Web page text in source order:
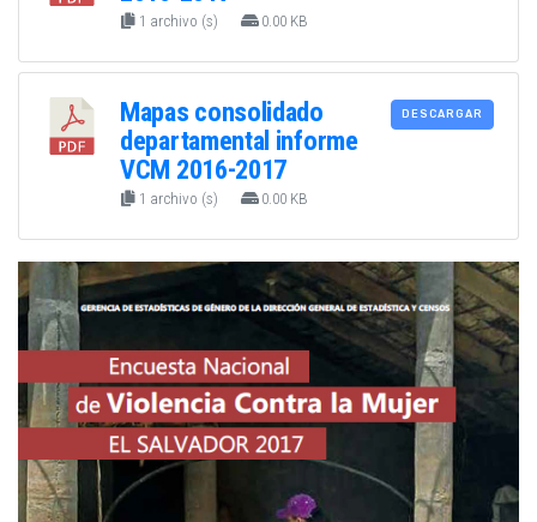
1 archivo (s) 0.00 KB
Mapas consolidado
departamental informe
VCM 2016-2017
1 archivo (s) 0.00 KB
DESCARGAR